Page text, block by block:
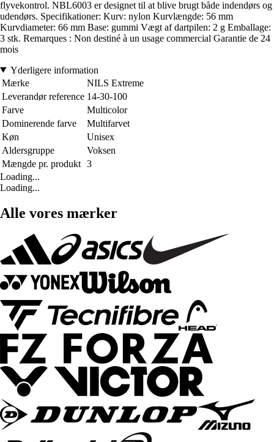
flyvekontrol. NBL6003 er designet til at blive brugt både indendørs og
udendørs. Specifikationer: Kurv: nylon Kurvlængde: 56 mm
Kurvdiameter: 66 mm Base: gummi Vægt af dartpilen: 2 g Emballage:
3 stk. Remarques : Non destiné à un usage commercial Garantie de 24
mois
Yderligere information
Mærke
NILS Extreme
Leverandør reference 14-30-100
Farve
Multicolor
Dominerende farve
Multifarvet
Køn
Unisex
Aldersgruppe
Voksen
Mængde pr. produkt 3
Loading...
Loading...
Alle vores mærker